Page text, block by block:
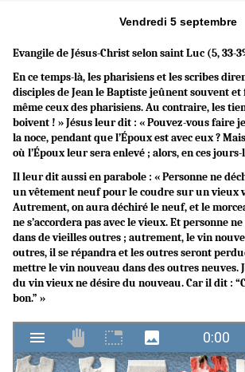
Vendredi 5 septembre
Evangile de Jésus-Christ selon saint Luc (5, 33-
En ce temps-là, les pharisiens et les scribes
disciples de Jean le Baptiste jeûnent souvent
même ceux des pharisiens. Au contraire, les
boivent ! » Jésus leur dit : « Pouvez-vous faire
la noce, pendant que l’Époux est avec eux ?
où l’Époux leur sera enlevé ; alors, en ces
Il leur dit aussi en parabole : « Personne ne
un vêtement neuf pour le coudre sur un vieux
Autrement, on aura déchiré le neuf, et le
ne s’accordera pas avec le vieux. Et personne
dans de vieilles outres ; autrement, le vin
outres, il se répandra et les outres seront
mettre le vin nouveau dans des outres neuves.
du vin vieux ne désire du nouveau. Car il dit :
bon.” »